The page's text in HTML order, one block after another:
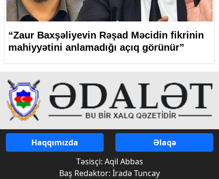
“Zaur Baxşəliyevin Rəşad Məcidin fikrinin
mahiyyətini anlamadığı açıq görünür”
Haqqımızda
Əlaqə
Təsisçi: Aqil Abbas
Baş Redaktor: İradə Tuncay